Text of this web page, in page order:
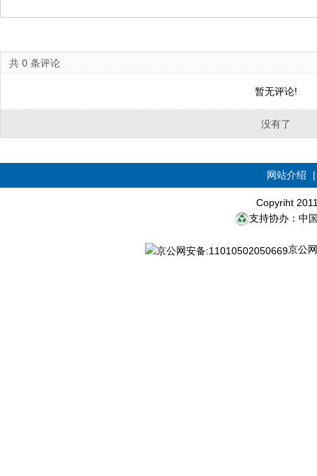
共 0 条评论
暂无评论!
没有了
网站介绍
Copyriht
支持协办：中
京公